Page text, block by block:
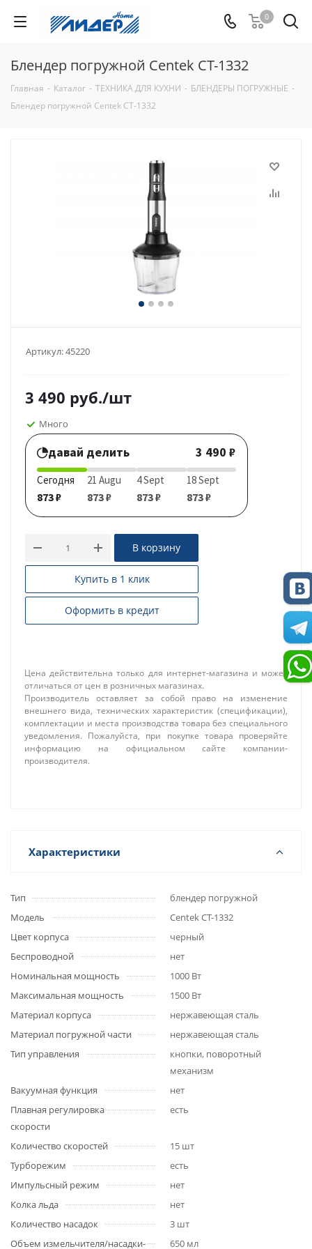
0
Блендер погружной Centek CT-1332
Главная - Каталог - ТЕХНИКА ДЛЯ КУХНИ - БЛЕНДЕРЫ ПОГРУЖНЫЕ -
Блендер погружной Centek CT-1332
Артикул:45220
3 490 руб./шт
Много
давай делить 3 490 ₽
Сегодня
873 ₽
21 Augu
873 ₽
4 Sept
873 ₽
18 Sept
873 ₽
В корзину
Купить в 1 клик
Оформить в кредит
Цена действительна только для интернет-магазина и может
отличаться от цен в розничных магазинах.
Производитель оставляет за собой право на изменение
внешнего вида, технических характеристик (спецификации),
комплектации и места производства товара без специального
уведомления. Пожалуйста, при покупке товара проверяйте
информацию на официальном сайте компании-
производителя.
Характеристики
Тип
блендер погружной
Модель
Centek CT-1332
Цвет корпуса
черный
Беспроводной
нет
Номинальная мощность
1000 Вт
Максимальная мощность
1500 Вт
Материал корпуса
нержавеющая сталь
Материал погружной части
нержавеющая сталь
Тип управления
кнопки, поворотный
механизм
Вакуумная функция
нет
Плавная регулировка
скорости
есть
Количество скоростей
15 шт
Турборежим
есть
Импульсный режим
нет
Колка льда
нет
Количество насадок
3 шт
Объем измельчителя/насадки-
650 мл